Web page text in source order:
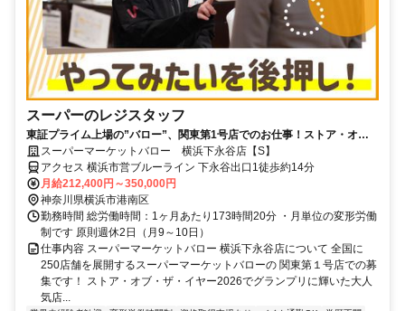
スーパーのレジスタッフ
東証プライム上場の”バロー”、関東第1号店でのお仕事！ストア・オ
ブ・ザ・イヤー2026でグランプリに輝いた大人気店★
スーパーマーケットバロー 横浜下永谷店【S】
アクセス 横浜市営ブルーライン 下永谷出口1徒歩約14分
月給212,400円～350,000円
神奈川県横浜市港南区
勤務時間 総労働時間：1ヶ月あたり173時間20分 ・月単位の変形労働
制です 原則週休2日（月9～10日）
仕事内容 スーパーマーケットバロー 横浜下永谷店について 全国に
250店舗を展開するスーパーマーケットバローの 関東第１号店での募
集です！ ストア・オブ・ザ・イヤー2026でグランプリに輝いた大人
気店...